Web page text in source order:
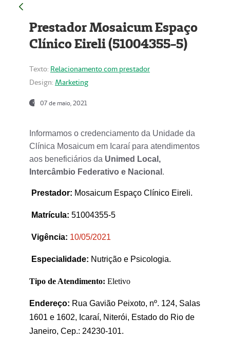
Prestador Mosaicum Espaço
Clínico Eireli (51004355-5)
Texto: Relacionamento com prestador
Design: Marketing
07 de maio, 2021
Informamos o credenciamento da Unidade da
Clínica Mosaicum em Icaraí para atendimentos
aos beneficiários da Unimed Local,
Intercâmbio Federativo e Nacional .
Prestador: Mosaicum Espaço Clínico Eireli.
Matrícula: 51004355-5
Vigência: 10/05/2021
Especialidade: Nutrição e Psicologia.
Tipo de Atendimento: Eletivo
Endereço: Rua Gavião Peixoto, nº. 124, Salas
1601 e 1602, Icaraí, Niterói, Estado do Rio de
Janeiro, Cep.: 24230-101.